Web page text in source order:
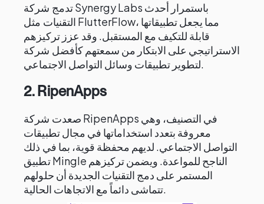
تدمج شركة Synergy Labs باستمرار أحدث
التقنيات مثل FlutterFlow، مما يجعل تطبيقاتها
قابلة للتكيف مع المستقبل. وقد عزز تركيزهم
الاستراتيجي على الابتكار من سمعتهم كأفضل شركة
لتطوير تطبيقات وسائل التواصل الاجتماعي.
2. RipenApps
صعدت شركة RipenApps في التصنيف، وهي
معروفة بتعدد استخداماتها في مجال تطبيقات
التواصل الاجتماعي. لديهم محفظة قوية، بما في ذلك
تطبيق Mingle الناجح للمواعدة. ويضمن تركيزهم
المستمر على دمج التقنيات الجديدة أن حلولهم
تتماشى دائماً مع الاتجاهات الحالية.